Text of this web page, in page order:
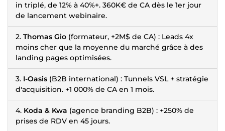
in triplé, de 12% à 40%+. 360K€ de CA dès le 1er jour
de lancement webinaire.
2. Thomas Gio (formateur, +2M$ de CA) : Leads 4x
moins cher que la moyenne du marché grâce à des
landing pages optimisées.
3. I-Oasis (B2B international) : Tunnels VSL + stratégie
d'acquisition. +1 000% de CA en 1 mois.
4. Koda & Kwa (agence branding B2B) : +250% de
prises de RDV en 45 jours.